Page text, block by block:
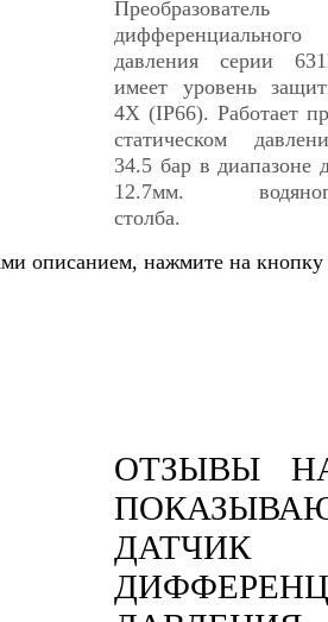
Преобразователь
дифференциального
давления серии
имеет уровень
4X (IP66). Работает
статическом
34.5 бар в диапазоне
12.7мм.
столба.
описанием, нажмите на кнопку
ОТЗЫВЫ
ДАТЧИК